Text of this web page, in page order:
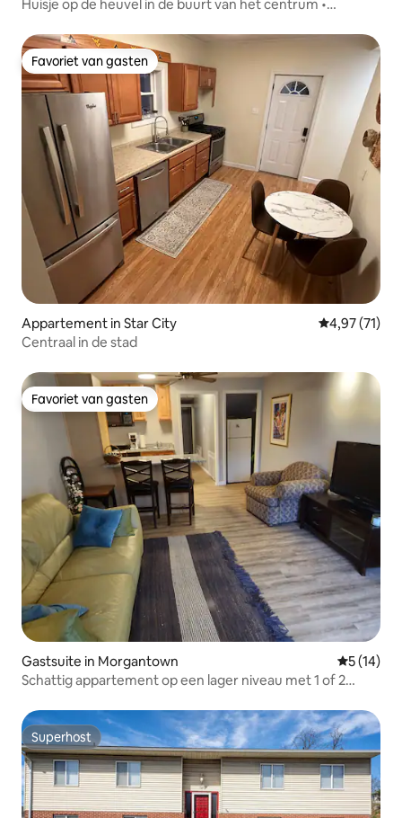
Huisje op de heuvel in de buurt van het centrum •
Favoriet van gasten
Favoriet van gasten
Appartement in Star City Gemiddelde
4,97 (71)
Centraal in de stad
Favoriet van gasten
Favoriet van gasten
Gastsuite in Morgantown
5 (14)
Schattig appartement op een lager niveau met 1 of 2
Superhost
Superhost